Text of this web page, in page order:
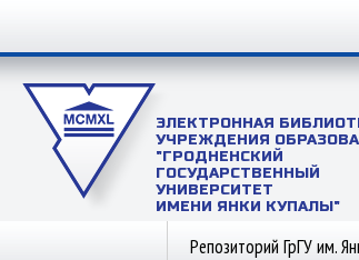
ЭЛЕКТРОННАЯ
УЧРЕЖДЕНИЯ
"ГРОДНЕНСКИЙ
ГОСУДАРСТВЕННЫЙ
УНИВЕРСИТЕТ
ИМЕНИ ЯНКИ КУПАЛЫ"
Репозиторий ГрГУ им.